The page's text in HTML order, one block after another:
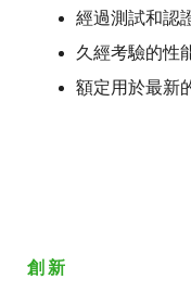
經過測試和認
久經考驗的性
額定用於最新
創新